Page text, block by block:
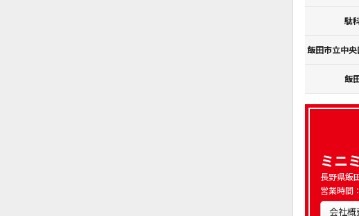
駄
飯田市立中
飯
ミニ
長野県飯
営業時間
会社概